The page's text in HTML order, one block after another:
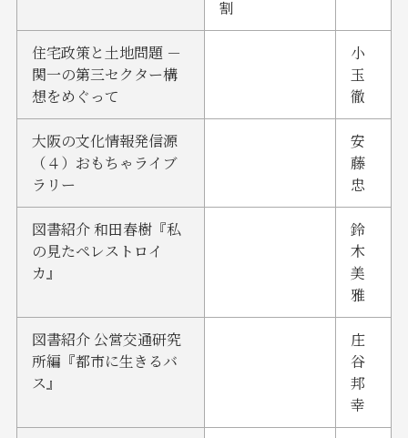
割
住宅政策と土地問題 －
関一の第三セクター構
想をめぐって
小
玉
徹
大阪の文化情報発信源
（４）おもちゃライブ
ラリー
安
藤
忠
図書紹介 和田春樹『私
の見たペレストロイ
カ』
鈴
木
美
雅
図書紹介 公営交通研究
所編『都市に生きるバ
ス』
庄
谷
邦
幸